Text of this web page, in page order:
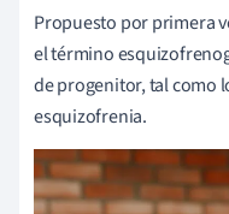
Propuesto por primera
el término
de progenitor, tal como
esquizofrenia.